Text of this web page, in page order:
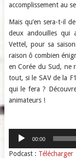
accomplissement au
Mais qu’en sera-t-il
deux andouilles qui
Vettel, pour sa
raison ô combien
en Corée du Sud, ne
tout, si le SAV de la
qui le fera ?
animateurs !
Lecteur
00:00
Podcast : Télécharger